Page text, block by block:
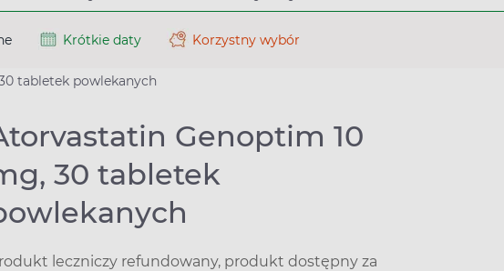
Krótkie daty Korzystny wybór
tabletek powlekanych
Genoptim 10
30 tabletek
leczniczy refundowany, produkt dostępny za